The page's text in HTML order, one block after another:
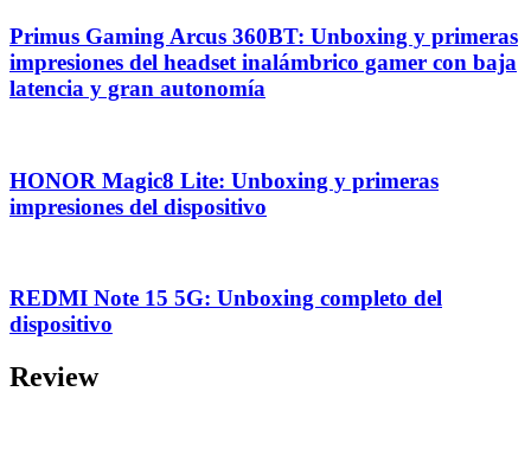
Primus Gaming Arcus 360BT: Unboxing y primeras
impresiones del headset inalámbrico gamer con baja
latencia y gran autonomía
HONOR Magic8 Lite: Unboxing y primeras
impresiones del dispositivo
REDMI Note 15 5G: Unboxing completo del
dispositivo
Review